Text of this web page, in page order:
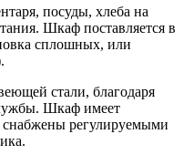
посуды, хлеба на
Шкаф поставляется в
сплошных, или
стали, благодаря
Шкаф имеет
регулируемыми